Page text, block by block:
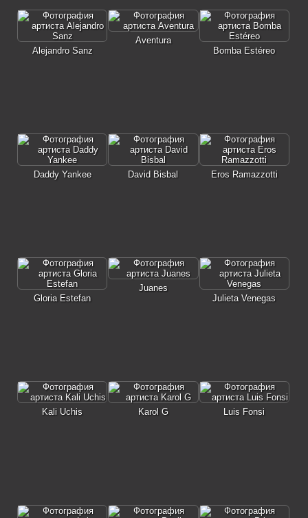
Alejandro Sanz
Aventura
Bomba Estéreo
Daddy Yankee David Bisbal Eros Ramazzotti
Gloria Estefan
Juanes
Julieta Venegas
Kali Uchis Karol G Luis Fonsi